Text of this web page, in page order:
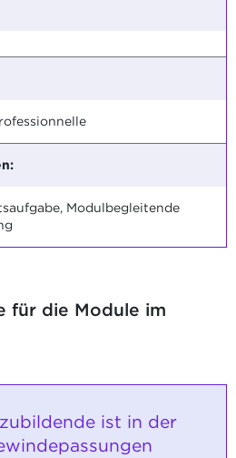
Modulbegleitende
für die Module im
ist in der